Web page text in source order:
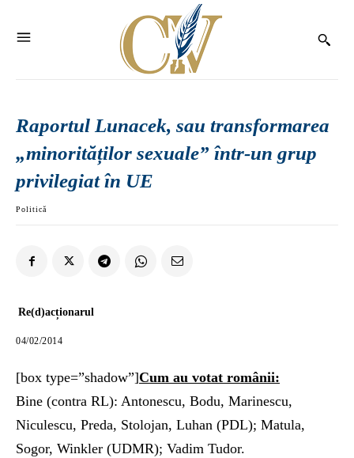
Raportul Lunacek, sau transformarea
„minorităților sexuale” într-un grup
privilegiat în UE
Politică
Re(d)acționarul
04/02/2014
[box type=”shadow”]Cum au votat românii:
Bine (contra RL): Antonescu, Bodu, Marinescu,
Niculescu, Preda, Stolojan, Luhan (PDL); Matula,
Sogor, Winkler (UDMR); Vadim Tudor.